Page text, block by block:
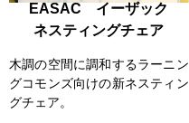
EASAC イーザック
ネスティングチェア
木調の空間に調和するラーニン
グコモンズ向けの新ネスティン
グチェア。